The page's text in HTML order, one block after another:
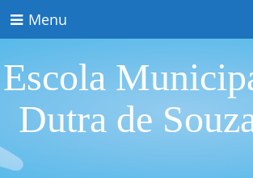
Menu
Escola
Dutra de